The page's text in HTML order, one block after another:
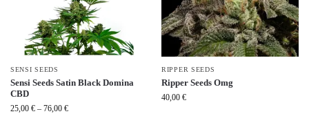
SENSI SEEDS
Sensi Seeds Satin Black Domina
CBD
25,00 € – 76,00 €
RIPPER SEEDS
Ripper Seeds Omg
40,00 €